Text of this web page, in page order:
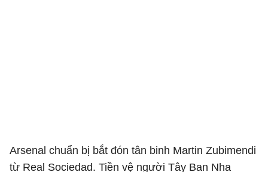
Arsenal chuẩn bị bắt đón tân binh Martin Zubimendi
từ Real Sociedad. Tiền vệ người Tây Ban Nha